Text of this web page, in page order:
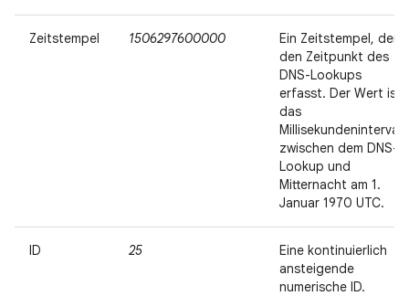
Zeitstempel 1506297600000
Ein Zeitstempel, der
den Zeitpunkt des
DNS-Lookups
erfasst. Der Wert ist
das
Millisekundenintervall
zwischen dem DNS-
Lookup und
Mitternacht am 1.
Januar 1970 UTC.
ID 25
Eine kontinuierlich
ansteigende
numerische ID.